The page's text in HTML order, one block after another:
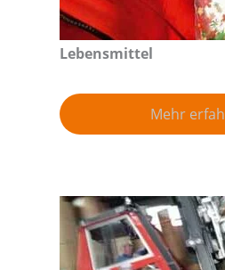
Lebensmittel
Mehr